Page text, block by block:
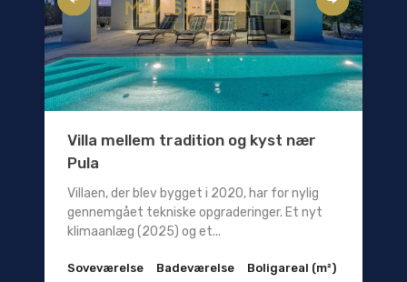
Villa mellem tradition og kyst nær
Pula
Villaen, der blev bygget i 2020, har for nylig
gennemgået tekniske opgraderinger. Et nyt
klimaanlæg (2025) og et...
Soveværelse Badeværelse Boligareal (m²)